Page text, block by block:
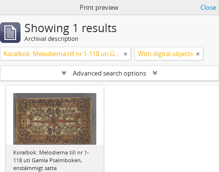
Print preview Close
Showing 1 results
Archival description
Koralbok: Melodierna till nr 1-118 uti Gamla Psalmboken, enstämmigt satta With digital objects
Advanced search options
Koralbok: Melodierna till nr 1-
118 uti Gamla Psalmboken,
enstämmigt satta